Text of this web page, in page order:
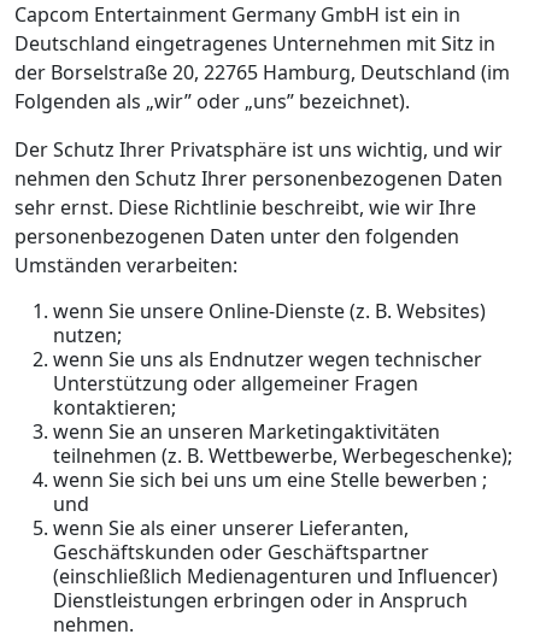
Capcom Entertainment Germany GmbH ist ein in
Deutschland eingetragenes Unternehmen mit Sitz in
der Borselstraße 20, 22765 Hamburg, Deutschland (im
Folgenden als „wir” oder „uns” bezeichnet).
Der Schutz Ihrer Privatsphäre ist uns wichtig, und wir
nehmen den Schutz Ihrer personenbezogenen Daten
sehr ernst. Diese Richtlinie beschreibt, wie wir Ihre
personenbezogenen Daten unter den folgenden
Umständen verarbeiten:
wenn Sie unsere Online-Dienste (z. B. Websites)
nutzen;
wenn Sie uns als Endnutzer wegen technischer
Unterstützung oder allgemeiner Fragen
kontaktieren;
wenn Sie an unseren Marketingaktivitäten
teilnehmen (z. B. Wettbewerbe, Werbegeschenke);
wenn Sie sich bei uns um eine Stelle bewerben ;
und
wenn Sie als einer unserer Lieferanten,
Geschäftskunden oder Geschäftspartner
(einschließlich Medienagenturen und Influencer)
Dienstleistungen erbringen oder in Anspruch
nehmen.